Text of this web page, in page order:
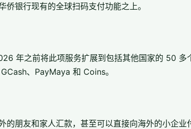
侨银行现有的全球扫码支付功能之上。
年之前将此项服务扩展到包括其他国家的 50
、PayMaya 和 Coins。
的朋友和家人汇款，甚至可以直接向海外的小企业